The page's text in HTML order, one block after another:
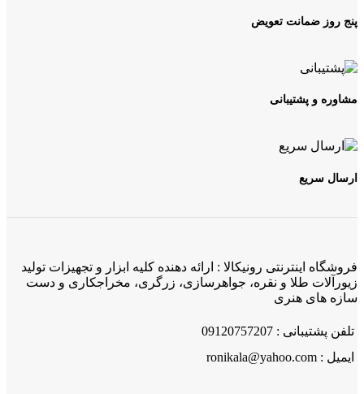
پنج روز ضمانت تعویض
مشاوره و پشتیبانی
ارسال سریع
فروشگاه اینترنتی رونیکالا : ارائه دهنده کلیه ابزار و تجهیزات تولید
زیورآلات طلا و نقره، جواهرسازی، زرگری، مخراجکاری و دست
سازه های هنری
تلفن پشتیبانی : 09120757207
ایمیل : ronikala@yahoo.com